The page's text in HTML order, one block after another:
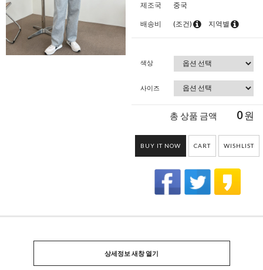
제조국 중국
배송비 (조건) 지역별
색상
사이즈
총 상품 금액 0원
BUY IT NOW CART WISHLIST
상세정보 새창 열기